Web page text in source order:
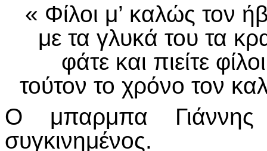
« Φίλοι μ’ καλώς τον
με τα γλυκά του τα
φάτε και πιείτε
τούτον το χρόνο τον
Ο μπαρμπα
συγκινημένος.